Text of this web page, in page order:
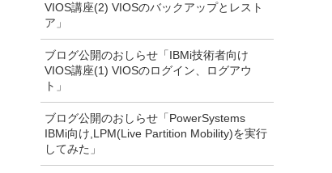
VIOS講座(2) VIOSのバックアップとレスト
ア」
ブログ公開のおしらせ「IBMi技術者向け
VIOS講座(1) VIOSのログイン、ログアウ
ト」
ブログ公開のおしらせ「PowerSystems
IBMi向け,LPM(Live Partition Mobility)を実行
してみた」